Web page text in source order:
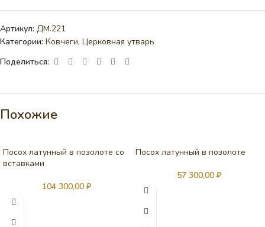
Артикул: ДМ.221
Категории: Ковчеги, Церковная утварь
Поделиться:
Похожие
Посох латунный в позолоте со
вставками
104 300,00 ₽
Посох латунный в позолоте
57 300,00 ₽